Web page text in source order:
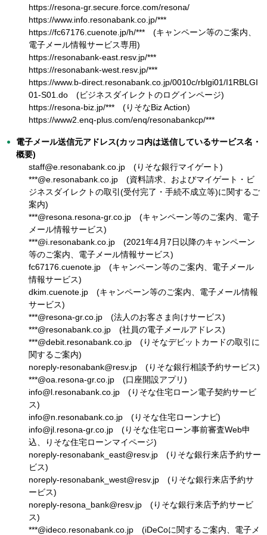
https://resona-gr.secure.force.com/resona/
https://www.info.resonabank.co.jp/***
https://fc67176.cuenote.jp/h/*** (キャンペーン等のご案内、
電子メール情報サービス専用)
https://resonabank-east.resv.jp/***
https://resonabank-west.resv.jp/***
https://www.b-direct.resonabank.co.jp/0010c/rblgi01/I1RBLGI
01-S01.do (ビジネスダイレクトのログインページ)
https://resona-biz.jp/*** (りそなBiz Action)
https://www2.enq-plus.com/enq/resonabankcp/***
電子メール送信元アドレス(カッコ内は送信しているサービス名・
概要)
staff@e.resonabank.co.jp (りそな銀行マイゲート)
***@e.resonabank.co.jp (資料請求、およびマイゲート・ビ
ジネスダイレクトの取引(受付完了・手続不成立等)に関するご
案内)
***@resona.resona-gr.co.jp (キャンペーン等のご案内、電子
メール情報サービス)
***@i.resonabank.co.jp (2021年4月7日以降のキャンペーン
等のご案内、電子メール情報サービス)
fc67176.cuenote.jp (キャンペーン等のご案内、電子メール
情報サービス)
dkim.cuenote.jp (キャンペーン等のご案内、電子メール情報
サービス)
***@resona-gr.co.jp (法人のお客さま向けサービス)
***@resonabank.co.jp (社員の電子メールアドレス)
***@debit.resonabank.co.jp (りそなデビットカードの取引に
関するご案内)
noreply-resonabank@resv.jp (りそな銀行相談予約サービス)
***@oa.resona-gr.co.jp (口座開設アプリ)
info@l.resonabank.co.jp (りそな住宅ローン電子契約サービ
ス)
info@n.resonabank.co.jp (りそな住宅ローンナビ)
info@jl.resona-gr.co.jp (りそな住宅ローン事前審査Web申
込、りそな住宅ローンマイページ)
noreply-resonabank_east@resv.jp (りそな銀行来店予約サー
ビス)
noreply-resonabank_west@resv.jp (りそな銀行来店予約サ
ービス)
noreply-resona_bank@resv.jp (りそな銀行来店予約サービ
ス)
***@ideco.resonabank.co.jp (iDeCoに関するご案内、電子メ